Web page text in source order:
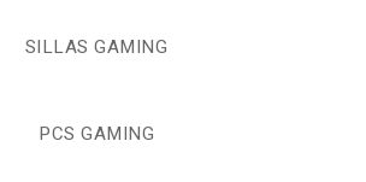
SILLAS GAMING
PCS GAMING